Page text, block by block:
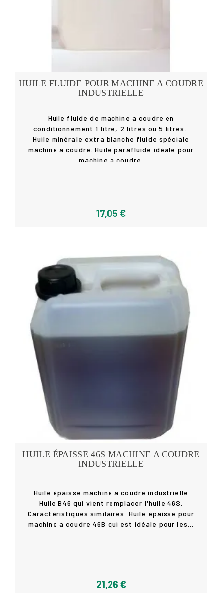
Détails
HUILE FLUIDE POUR MACHINE A COUDRE
INDUSTRIELLE
Huile fluide de machine a coudre en
conditionnement 1 litre, 2 litres ou 5 litres.
Huile minérale extra blanche fluide spéciale
machine a coudre. Huile parafluide idéale pour
machine a coudre.
17,05 €
Détails
HUILE ÉPAISSE 46S MACHINE A COUDRE
INDUSTRIELLE
Huile épaisse machine a coudre industrielle
Huile B46 qui vient remplacer l'huile 46S.
Caractéristiques similaires. Huile épaisse pour
machine a coudre 46B qui est idéale pour les...
21,26 €